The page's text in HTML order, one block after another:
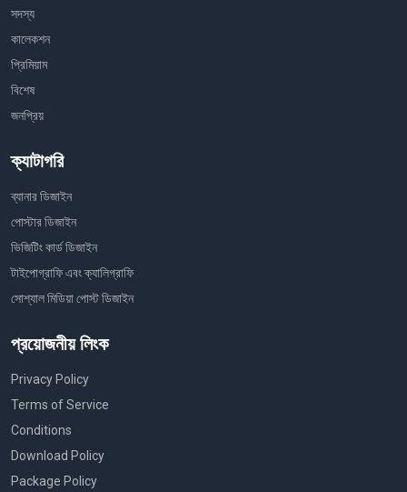
সদস্য
কালেকশন
প্রিমিয়াম
বিশেষ
জনপ্রিয়
ক্যাটাগরি
ব্যানার ডিজাইন
পোস্টার ডিজাইন
ভিজিটিং কার্ড ডিজাইন
টাইপোগ্রাফি এবং ক্যালিগ্রাফি
সোশ্যাল মিডিয়া পোস্ট ডিজাইন
প্রয়োজনীয় লিংক
Privacy Policy
Terms of Service
Conditions
Download Policy
Package Policy